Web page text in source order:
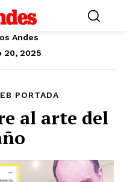
Andes
20, 2025
PORTADA
al arte del